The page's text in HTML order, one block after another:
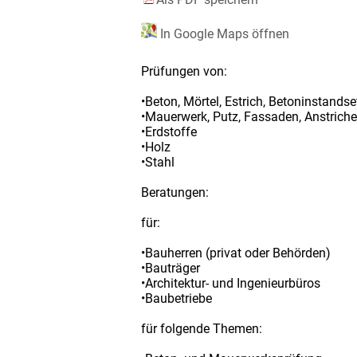
In Google Maps öffnen
Prüfungen von:
•Beton, Mörtel, Estrich,
•Mauerwerk, Putz, Fassaden, Anstriche
•Erdstoffe
•Holz
•Stahl
Beratungen:
für:
•Bauherren (privat oder Behörden)
•Bauträger
•Architektur- und Ingenieurbüros
•Baubetriebe
für folgende Themen: